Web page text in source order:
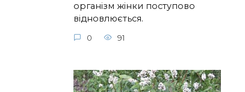
організм жінки поступово
відновлюється.
0 91